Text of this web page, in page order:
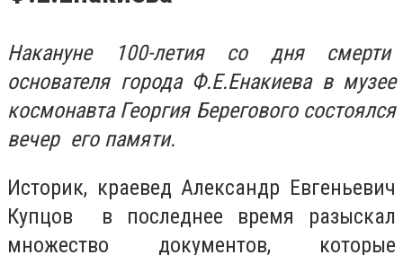
Накануне 100-летия со дня смерти
основателя города Ф.Е.Енакиева в музее
космонавта Георгия Берегового состоялся
вечер его памяти.
Историк, краевед Александр Евгеньевич
Купцов в последнее время разыскал
множество документов, которые